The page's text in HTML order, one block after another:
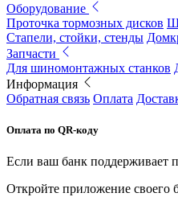
Оборудование
Проточка тормозных дисков
Стапели, стойки, стенды
Запчасти
Для шиномонтажных станков
Информация
Обратная связь Оплата
Оплата по QR-коду
Если ваш банк поддерживает
Откройте приложение своего